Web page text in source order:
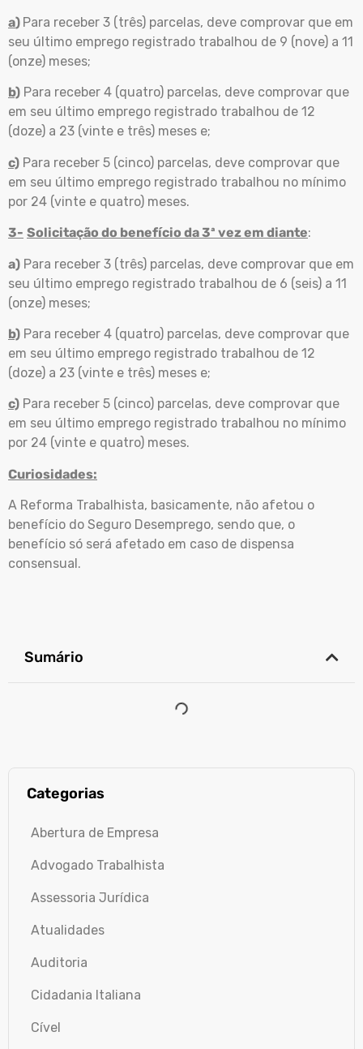
a) Para receber 3 (três) parcelas, deve comprovar que em
seu último emprego registrado trabalhou de 9 (nove) a 11
(onze) meses;
b) Para receber 4 (quatro) parcelas, deve comprovar que
em seu último emprego registrado trabalhou de 12
(doze) a 23 (vinte e três) meses e;
c) Para receber 5 (cinco) parcelas, deve comprovar que
em seu último emprego registrado trabalhou no mínimo
por 24 (vinte e quatro) meses.
3- Solicitação do benefício da 3ª vez em diante:
a) Para receber 3 (três) parcelas, deve comprovar que em
seu último emprego registrado trabalhou de 6 (seis) a 11
(onze) meses;
b) Para receber 4 (quatro) parcelas, deve comprovar que
em seu último emprego registrado trabalhou de 12
(doze) a 23 (vinte e três) meses e;
c) Para receber 5 (cinco) parcelas, deve comprovar que
em seu último emprego registrado trabalhou no mínimo
por 24 (vinte e quatro) meses.
Curiosidades:
A Reforma Trabalhista, basicamente, não afetou o
benefício do Seguro Desemprego, sendo que, o
benefício só será afetado em caso de dispensa
consensual.
Sumário
Categorias
Abertura de Empresa
Advogado Trabalhista
Assessoria Jurídica
Atualidades
Auditoria
Cidadania Italiana
Cível